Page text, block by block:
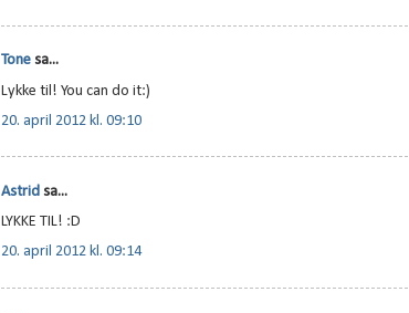
Tone sa...
Lykke til! You can do it:)
20. april 2012 kl. 09:10
Astrid sa...
LYKKE TIL! :D
20. april 2012 kl. 09:14